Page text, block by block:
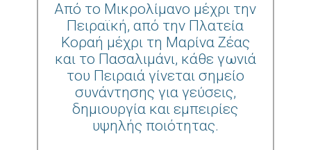
Από το Μικρολίμανο μέχρι την
Πειραϊκή, από την Πλατεία
Κοραή μέχρι τη Μαρίνα Ζέας
και το Πασαλιμάνι, κάθε γωνιά
του Πειραιά γίνεται σημείο
συνάντησης για γεύσεις,
δημιουργία και εμπειρίες
υψηλής ποιότητας.